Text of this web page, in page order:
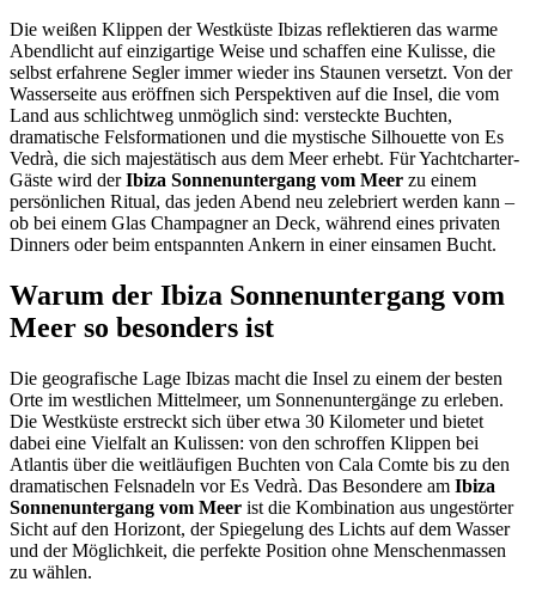
Die weißen Klippen der Westküste Ibizas reflektieren das warme
Abendlicht auf einzigartige Weise und schaffen eine Kulisse, die
selbst erfahrene Segler immer wieder ins Staunen versetzt. Von der
Wasserseite aus eröffnen sich Perspektiven auf die Insel, die vom
Land aus schlichtweg unmöglich sind: versteckte Buchten,
dramatische Felsformationen und die mystische Silhouette von Es
Vedrà, die sich majestätisch aus dem Meer erhebt. Für Yachtcharter-
Gäste wird derIbiza Sonnenuntergang vom Meer zu einem
persönlichen Ritual, das jeden Abend neu zelebriert werden kann –
ob bei einem Glas Champagner an Deck, während eines privaten
Dinners oder beim entspannten Ankern in einer einsamen Bucht.
Warum der Ibiza Sonnenuntergang vom
Meer so besonders ist
Die geografische Lage Ibizas macht die Insel zu einem der besten
Orte im westlichen Mittelmeer, um Sonnenuntergänge zu erleben.
Die Westküste erstreckt sich über etwa 30 Kilometer und bietet
dabei eine Vielfalt an Kulissen: von den schroffen Klippen bei
Atlantis über die weitläufigen Buchten von Cala Comte bis zu den
dramatischen Felsnadeln vor Es Vedrà. Das Besondere am Ibiza
Sonnenuntergang vom Meer ist die Kombination aus ungestörter
Sicht auf den Horizont, der Spiegelung des Lichts auf dem Wasser
und der Möglichkeit, die perfekte Position ohne Menschenmassen
zu wählen.